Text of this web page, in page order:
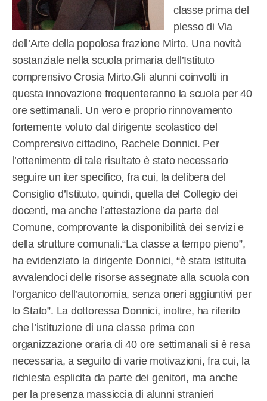
classe prima del
plesso di Via
dell’Arte della popolosa frazione Mirto. Una novità
sostanziale nella scuola primaria dell’Istituto
comprensivo Crosia Mirto.Gli alunni coinvolti in
questa innovazione frequenteranno la scuola per 40
ore settimanali. Un vero e proprio rinnovamento
fortemente voluto dal dirigente scolastico del
Comprensivo cittadino, Rachele Donnici. Per
l’ottenimento di tale risultato è stato necessario
seguire un iter specifico, fra cui, la delibera del
Consiglio d’Istituto, quindi, quella del Collegio dei
docenti, ma anche l’attestazione da parte del
Comune, comprovante la disponibilità dei servizi e
della strutture comunali.“La classe a tempo pieno”,
ha evidenziato la dirigente Donnici, “è stata istituita
avvalendoci delle risorse assegnate alla scuola con
l’organico dell’autonomia, senza oneri aggiuntivi per
lo Stato”. La dottoressa Donnici, inoltre, ha riferito
che l’istituzione di una classe prima con
organizzazione oraria di 40 ore settimanali si è resa
necessaria, a seguito di varie motivazioni, fra cui, la
richiesta esplicita da parte dei genitori, ma anche
per la presenza massiccia di alunni stranieri